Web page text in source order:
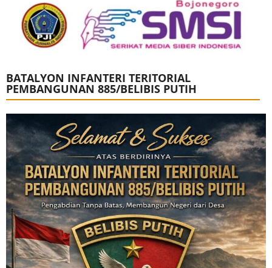
BATALYON INFANTERI TERITORIAL
PEMBANGUNAN 885/BELIBIS PUTIH